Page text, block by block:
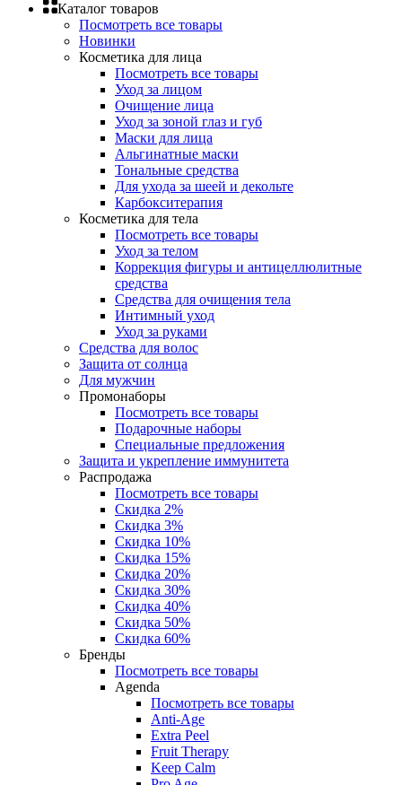
Каталог товаров
Посмотреть все товары
Новинки
Косметика для лица
Посмотреть все товары
Уход за лицом
Очищение лица
Уход за зоной глаз и губ
Маски для лица
Альгинатные маски
Тональные средства
Для ухода за шеей и декольте
Карбокситерапия
Косметика для тела
Посмотреть все товары
Уход за телом
Коррекция фигуры и антицеллюлитные
средства
Средства для очищения тела
Интимный уход
Уход за руками
Средства для волос
Защита от солнца
Для мужчин
Промонаборы
Посмотреть все товары
Подарочные наборы
Специальные предложения
Защита и укрепление иммунитета
Распродажа
Посмотреть все товары
Скидка 2%
Скидка 3%
Скидка 10%
Скидка 15%
Скидка 20%
Скидка 30%
Скидка 40%
Скидка 50%
Скидка 60%
Бренды
Посмотреть все товары
Agenda
Посмотреть все товары
Anti‑Age
Extra Peel
Fruit Therapy
Keep Calm